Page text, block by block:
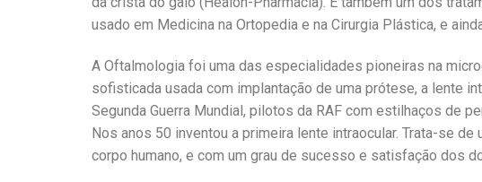
usado em Medicina na Ortopedia e na Cirurgia Plástica, e
A Oftalmologia foi uma das especialidades pioneiras na
sofisticada usada com implantação de uma prótese, a lente
Segunda Guerra Mundial, pilotos da RAF com estilhaços de
Nos anos 50 inventou a primeira lente intraocular. Trata-se
corpo humano, e com um grau de sucesso e satisfação dos